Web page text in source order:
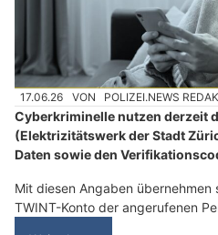
17.06.26 VON POLIZEI.NEWS
Cyberkriminelle nutzen derzeit
(Elektrizitätswerk der Stadt
Daten sowie den
Mit diesen Angaben übernehmen
TWINT-Konto der angerufenen